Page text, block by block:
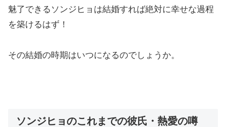
魅了できるソンジヒョは結婚すれば絶対に幸せな過程
を築けるはず！
その結婚の時期はいつになるのでしょうか。
ソンジヒョのこれまでの彼氏・熱愛の噂